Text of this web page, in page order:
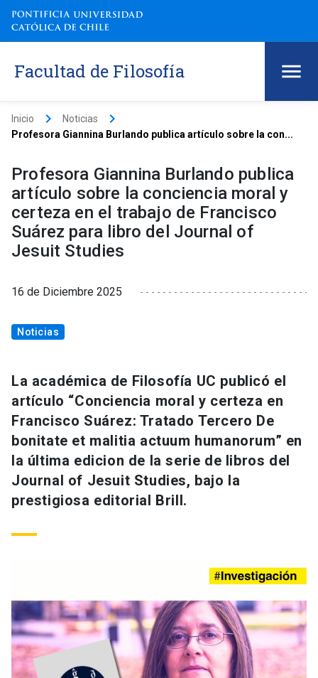
Facultad de Filosofía
Inicio keyboard_arrow_right Noticias keyboard_arrow_right
Profesora Giannina Burlando publica artículo sobre la con...
Profesora Giannina Burlando publica
artículo sobre la conciencia moral y
certeza en el trabajo de Francisco
Suárez para libro del Journal of
Jesuit Studies
16 de Diciembre 2025
Noticias
La académica de Filosofía UC publicó el
artículo “Conciencia moral y certeza en
Francisco Suárez: Tratado Tercero De
bonitate et malitia actuum humanorum” en
la última edicion de la serie de libros del
Journal of Jesuit Studies, bajo la
prestigiosa editorial Brill.